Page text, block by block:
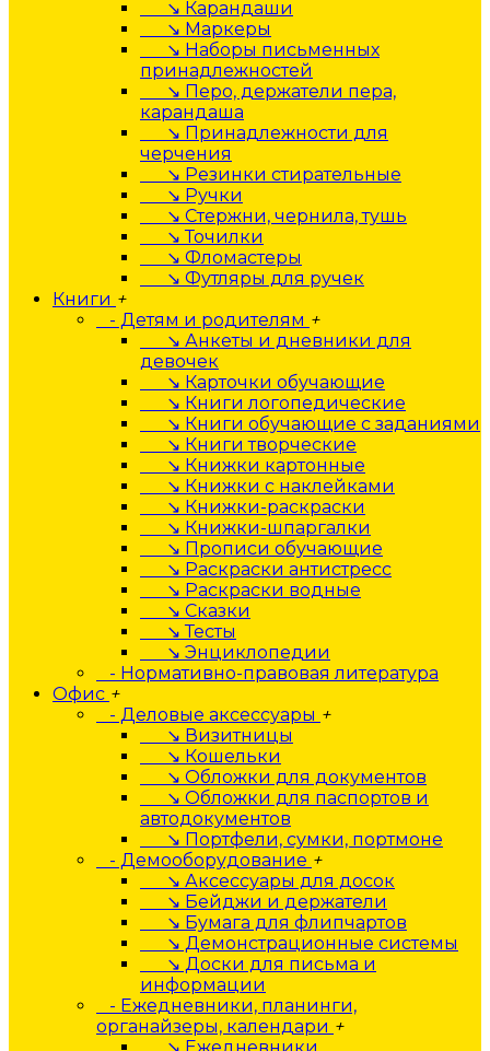
↘ Карандаши
↘ Маркеры
↘ Наборы письменных
принадлежностей
↘ Перо, держатели пера,
карандаша
↘ Принадлежности для
черчения
↘ Резинки стирательные
↘ Ручки
↘ Стержни, чернила, тушь
↘ Точилки
↘ Фломастеры
↘ Футляры для ручек
Книги +
- Детям и родителям +
↘ Анкеты и дневники для
девочек
↘ Карточки обучающие
↘ Книги логопедические
↘ Книги обучающие с заданиями
↘ Книги творческие
↘ Книжки картонные
↘ Книжки с наклейками
↘ Книжки-раскраски
↘ Книжки-шпаргалки
↘ Прописи обучающие
↘ Раскраски антистресс
↘ Раскраски водные
↘ Сказки
↘ Тесты
↘ Энциклопедии
- Нормативно-правовая литература
Офис +
- Деловые аксессуары +
↘ Визитницы
↘ Кошельки
↘ Обложки для документов
↘ Обложки для паспортов и
автодокументов
↘ Портфели, сумки, портмоне
- Демооборудование +
↘ Аксессуары для досок
↘ Бейджи и держатели
↘ Бумага для флипчартов
↘ Демонстрационные системы
↘ Доски для письма и
информации
- Ежедневники, планинги,
органайзеры, календари +